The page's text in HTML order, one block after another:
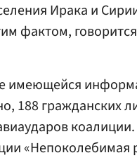
Ирака и
фактом,
имеющейся
188 гражданских